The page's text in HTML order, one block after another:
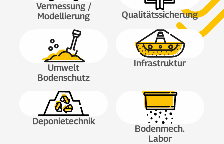
Vermessung /
Modellierung
Qualitäts­sicherung
Umwelt
Bodenschutz
Infrastruktur
Deponie­technik
Bodenmech.
Labor